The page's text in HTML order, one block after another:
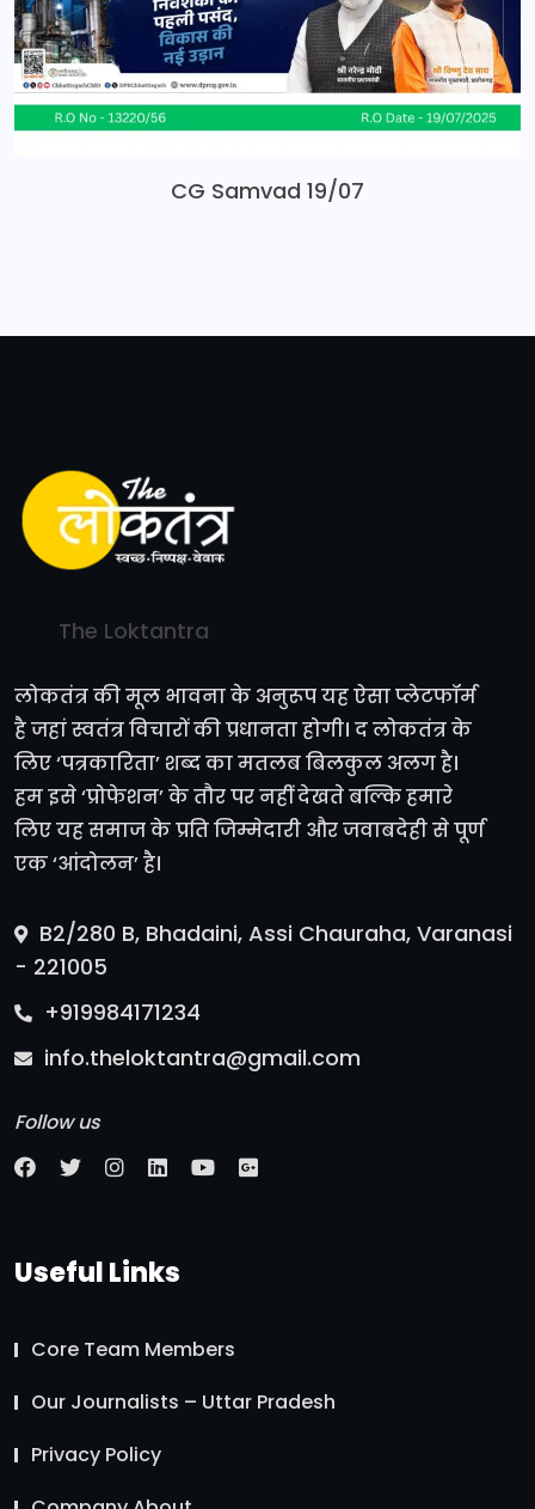
CG Samvad 19/07
The Loktantra
लोकतंत्र की मूल भावना के अनुरूप यह ऐसा प्लेटफॉर्म
है जहां स्वतंत्र विचारों की प्रधानता होगी। द लोकतंत्र के
लिए ‘पत्रकारिता’ शब्द का मतलब बिलकुल अलग है।
हम इसे ‘प्रोफेशन’ के तौर पर नहीं देखते बल्कि हमारे
लिए यह समाज के प्रति जिम्मेदारी और जवाबदेही से पूर्ण
एक ‘आंदोलन’ है।
B2/280 B, Bhadaini, Assi Chauraha, Varanasi
- 221005
+919984171234
info.theloktantra@gmail.com
Follow us
Useful Links
Core Team Members
Our Journalists – Uttar Pradesh
Privacy Policy